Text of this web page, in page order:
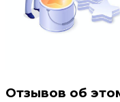
Отзывов об